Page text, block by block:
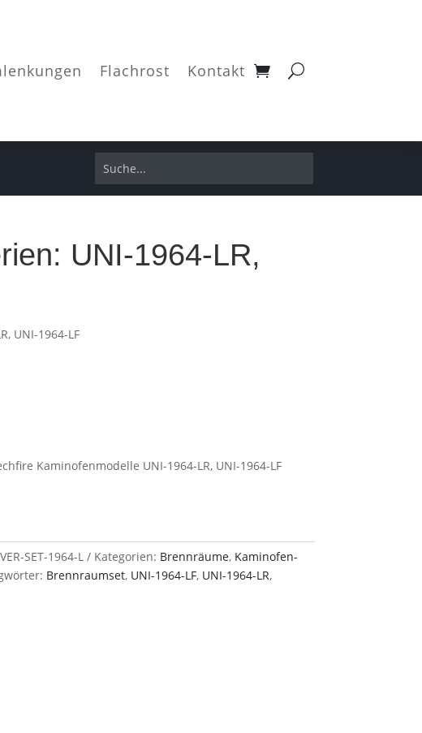
Flachrost Kontakt
UNI-1964-LR,
UNI-1964-LF
Kaminofenmodelle UNI-1964-LR, UNI-1964-LF
SET-1964-L Kategorien: Brennräume, Kaminofen-
Brennraumset, UNI-1964-LF, UNI-1964-LR,